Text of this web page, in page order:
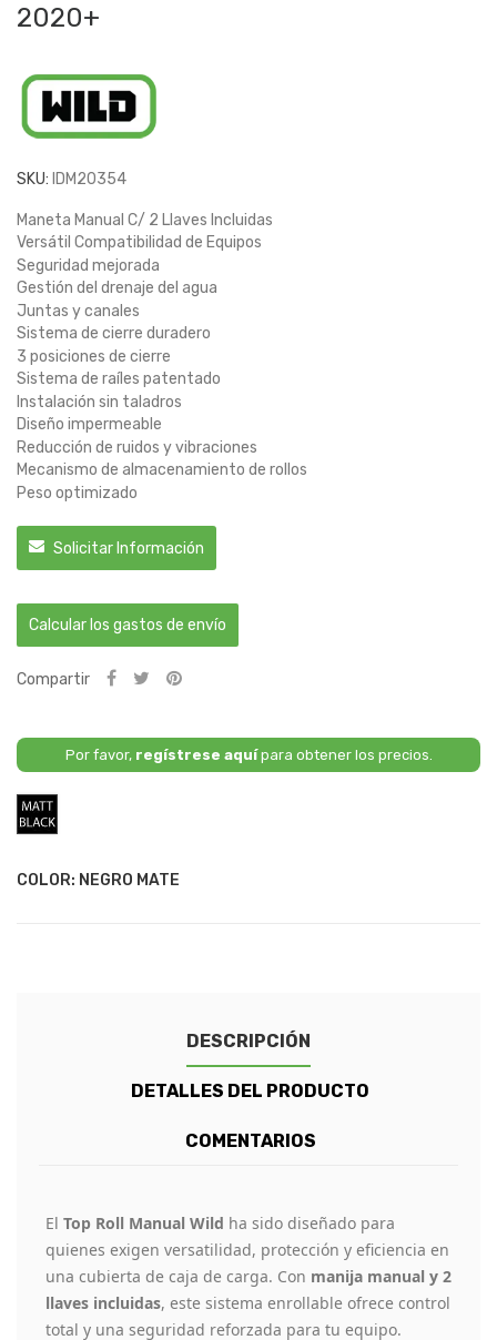
2020+
SKU: IDM20354
Maneta Manual C/ 2 Llaves Incluidas
Versátil Compatibilidad de Equipos
Seguridad mejorada
Gestión del drenaje del agua
Juntas y canales
Sistema de cierre duradero
3 posiciones de cierre
Sistema de raíles patentado
Instalación sin taladros
Diseño impermeable
Reducción de ruidos y vibraciones
Mecanismo de almacenamiento de rollos
Peso optimizado
Solicitar Información
Calcular los gastos de envío
Compartir
Por favor, regístrese aquípara obtener los precios.
COLOR: NEGRO MATE
DESCRIPCIÓN
DETALLES DEL PRODUCTO
COMENTARIOS
El Top Roll Manual Wild ha sido diseñado para
quienes exigen versatilidad, protección y eficiencia en
una cubierta de caja de carga. Con manija manual y 2
llaves incluidas, este sistema enrollable ofrece control
total y una seguridad reforzada para tu equipo.